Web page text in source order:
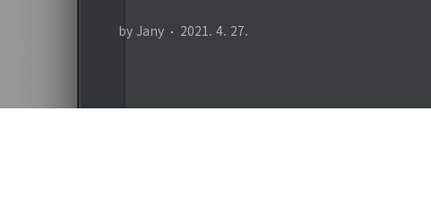
by Jany 2021. 4. 27.